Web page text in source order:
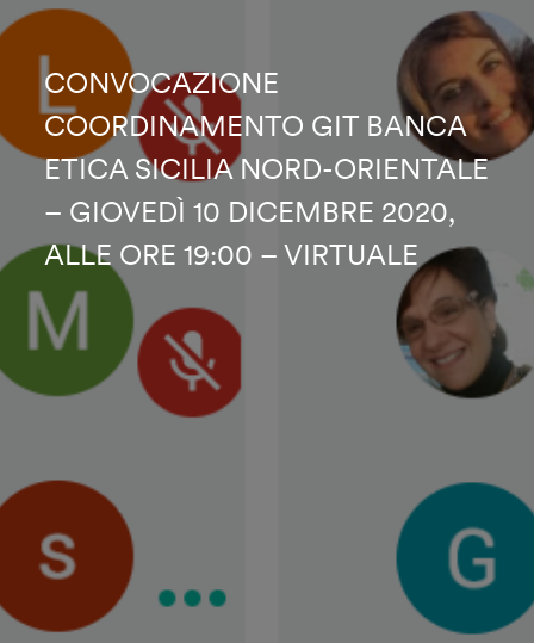
CONVOCAZIONE
COORDINAMENTO GIT BANCA
ETICA SICILIA NORD-ORIENTALE
– GIOVEDÌ 10 DICEMBRE 2020,
ALLE ORE 19:00 – VIRTUALE